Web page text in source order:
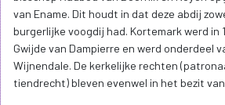
van Ename. Dit houdt in dat deze abdij
burgerlijke voogdij had. Kortemark werd in
Gwijde van Dampierre en werd onderdeel
Wijnendale. De kerkelijke rechten
tiendrecht) bleven evenwel in het bezit